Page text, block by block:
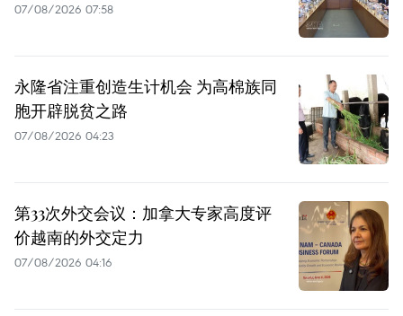
07/08/2026 07:58
永隆省注重创造生计机会 为高棉族同
胞开辟脱贫之路
07/08/2026 04:23
第33次外交会议：加拿大专家高度评
价越南的外交定力
07/08/2026 04:16